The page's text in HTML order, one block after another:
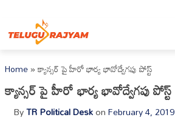
Home»క్యాన్సర్ పై హీరో భార్య భావోద్వేగపు పోస్ట్
క్యాన్సర్ పై హీరో భార్య భావోద్వేగపు పోస్ట్
ByTR Political DeskonFebruary 4, 2019